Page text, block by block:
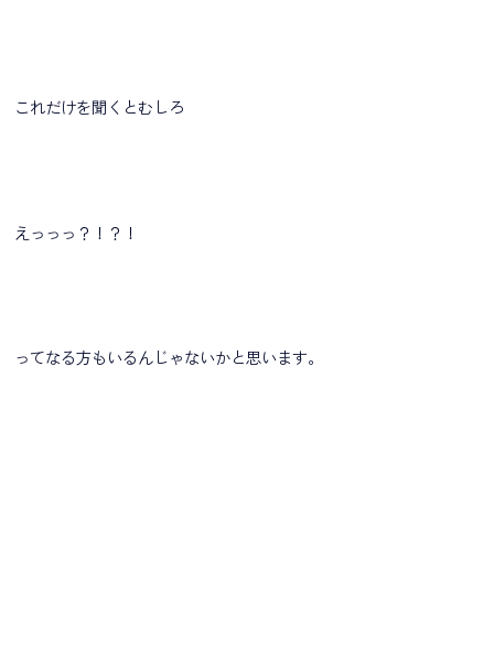
これだけを聞くとむしろ
えっっっ？！？！
ってなる方もいるんじゃないかと思います。